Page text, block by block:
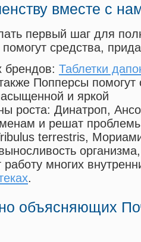
вместе с
первый шаг для
средства,
брендов: Таблетки
Попперсы помогут
и яркой
роста: Динатроп,
и решат
terrestris,
работу многих
.
объясняющих